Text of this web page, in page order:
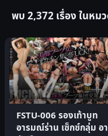
พบ 2,372 เรื่อง ในหม
FSTU-006 รองเท้าบูท
อารมณ์ร่าน เซ็กซ์กลุ่ม อา